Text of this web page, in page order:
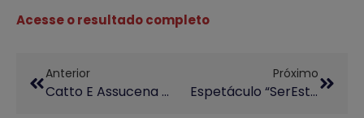
Acesse o resultado completo
Anterior
Catto E Assucena Celebram Cotas Trans Na Unicamp E Orgulho LGBTQIA+ Em Show
Próximo
Espetáculo “SerEstando Mulheres” Integra Programação Dos 60 Anos Da Unicamp